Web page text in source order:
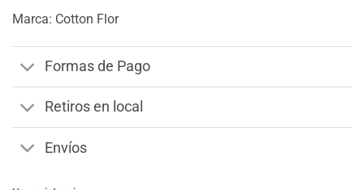
Marca: Cotton Flor
Formas de Pago
Retiros en local
Envíos